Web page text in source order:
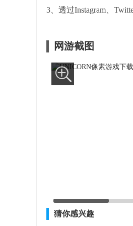
3、透过Instagram、
网游截图
猜你感兴趣